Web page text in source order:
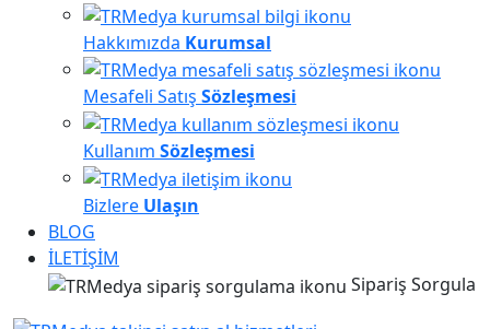
Hakkımızda Kurumsal
Mesafeli Satış Sözleşmesi
Kullanım Sözleşmesi
Bizlere Ulaşın
BLOG
İLETİŞİM
Sipariş Sorgula